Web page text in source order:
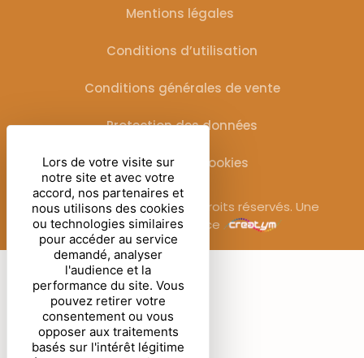
Mentions légales
Conditions d’utilisation
Conditions générales de vente
Protection des données
Gestion des cookies
© Sublimora – 2025. Tous droits réservés. Une
réalisation de l’agence
Lors de votre visite sur
notre site et avec votre
accord, nos partenaires et
nous utilisons des cookies
ou technologies similaires
pour accéder au service
demandé, analyser
l'audience et la
performance du site. Vous
pouvez retirer votre
consentement ou vous
opposer aux traitements
basés sur l'intérêt légitime